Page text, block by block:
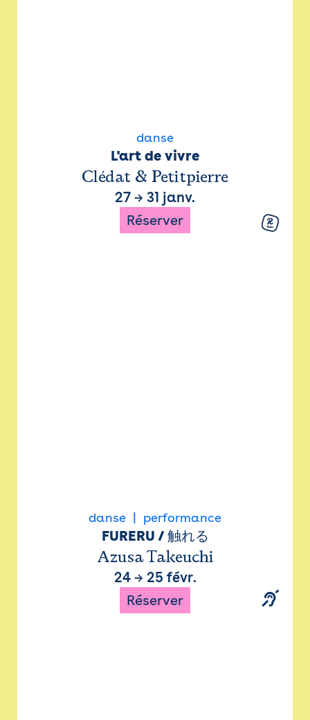
danse
L'art de vivre
Clédat & Petitpierre
27 → 31 janv.
Réserver
danse performance
FURERU / 触れる
Azusa Takeuchi
24→ 25 févr.
Réserver